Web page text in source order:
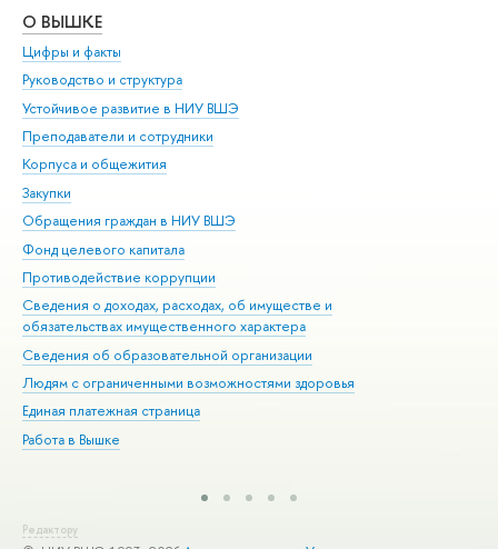
О ВЫШКЕ
Цифры и факты
Руководство и структура
Устойчивое развитие в НИУ ВШЭ
Преподаватели и сотрудники
Корпуса и общежития
Закупки
Обращения граждан в НИУ ВШЭ
Фонд целевого капитала
Противодействие коррупции
Сведения о доходах, расходах, об имуществе и
обязательствах имущественного характера
Сведения об образовательной организации
Людям с ограниченными возможностями здоровья
Единая платежная страница
Работа в Вышке
Редактору